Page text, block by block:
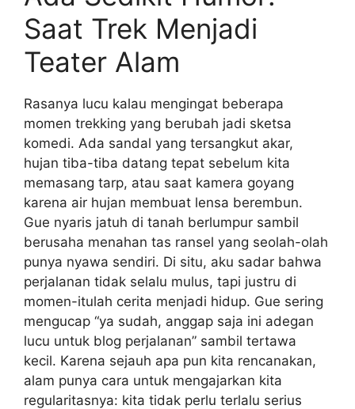
Saat Trek Menjadi
Teater Alam
Rasanya lucu kalau mengingat beberapa
momen trekking yang berubah jadi sketsa
komedi. Ada sandal yang tersangkut akar,
hujan tiba-tiba datang tepat sebelum kita
memasang tarp, atau saat kamera goyang
karena air hujan membuat lensa berembun.
Gue nyaris jatuh di tanah berlumpur sambil
berusaha menahan tas ransel yang seolah-olah
punya nyawa sendiri. Di situ, aku sadar bahwa
perjalanan tidak selalu mulus, tapi justru di
momen-itulah cerita menjadi hidup. Gue sering
mengucap “ya sudah, anggap saja ini adegan
lucu untuk blog perjalanan” sambil tertawa
kecil. Karena sejauh apa pun kita rencanakan,
alam punya cara untuk mengajarkan kita
regularitasnya: kita tidak perlu terlalu serius